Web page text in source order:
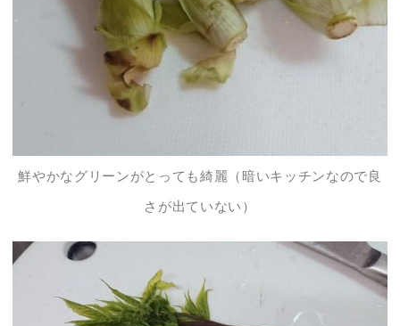
鮮やかなグリーンがとっても綺麗（暗いキッチンなので良
さが出ていない）